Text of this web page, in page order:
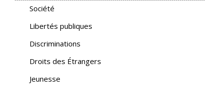
Société
Libertés publiques
Discriminations
Droits des Étrangers
Jeunesse